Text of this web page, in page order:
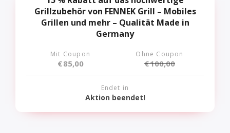
Grillzubehör von FENNEK Grill – Mobiles
Grillen und mehr – Qualität Made in
Germany
Mit Coupon
€85,00
Ohne Coupon
€100,00
Endet in
Aktion beendet!